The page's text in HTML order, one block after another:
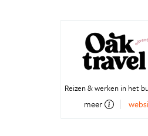
Reizen & werken in het
meer